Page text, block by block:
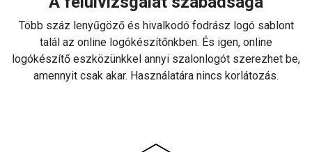
Több száz lenyűgöző és hivalkodó fodrász logó sablont
talál az online logókészítőnkben. És igen, online
logókészítő eszközünkkel annyi szalonlogót szerezhet be,
amennyit csak akar. Használatára nincs korlátozás.